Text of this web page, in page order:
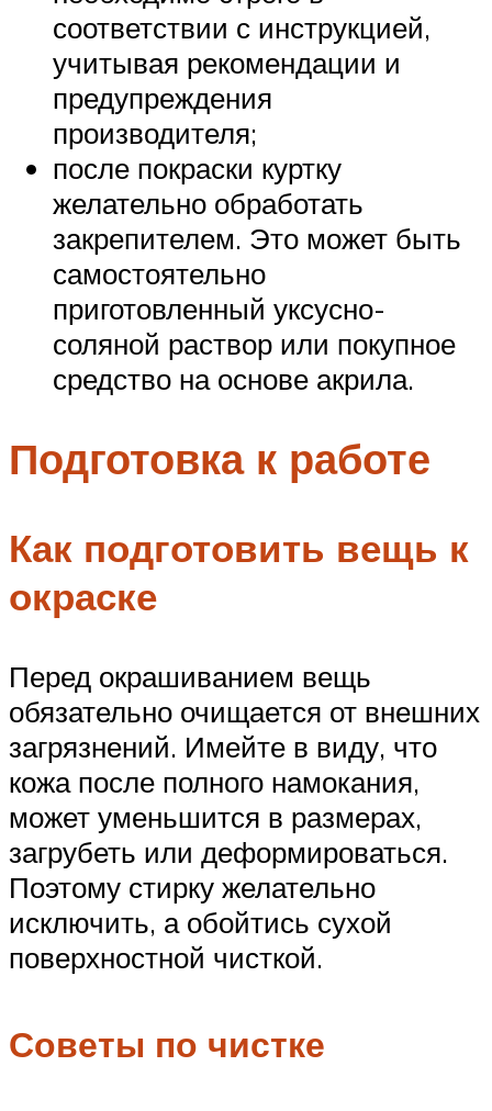
соответствии с инструкцией,
учитывая рекомендации и
предупреждения
производителя;
после покраски куртку
желательно обработать
закрепителем. Это может быть
самостоятельно
приготовленный уксусно-
соляной раствор или покупное
средство на основе акрила.
Подготовка к работе
Как подготовить вещь к
окраске
Перед окрашиванием вещь
обязательно очищается от внешних
загрязнений. Имейте в виду, что
кожа после полного намокания,
может уменьшится в размерах,
загрубеть или деформироваться.
Поэтому стирку желательно
исключить, а обойтись сухой
поверхностной чисткой.
Советы по чистке